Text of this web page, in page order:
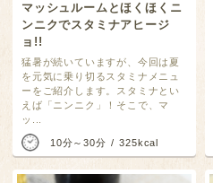
マッシュルームとほくほくニ
ンニクでスタミナアヒージ
ョ!!
猛暑が続いていますが、今回は夏
を元気に乗り切るスタミナメニュ
ーをご紹介します。スタミナとい
えば「ニンニク」！そこで、マ
ッ...
10分～30分 325kcal